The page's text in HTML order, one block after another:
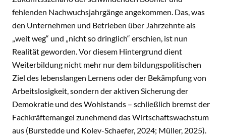
fehlenden Nachwuchsjahrgänge angekommen. Das, was
den Unternehmen und Betrieben über Jahrzehnte als
„weit weg“ und „nicht so dringlich“ erschien, ist nun
Realität geworden. Vor diesem Hintergrund dient
Weiterbildung nicht mehr nur dem bildungspolitischen
Ziel des lebenslangen Lernens oder der Bekämpfung von
Arbeitslosigkeit, sondern der aktiven Sicherung der
Demokratie und des Wohlstands – schließlich bremst der
Fachkräftemangel zunehmend das Wirtschaftswachstum
aus (Burstedde und Kolev-Schaefer, 2024; Müller, 2025).